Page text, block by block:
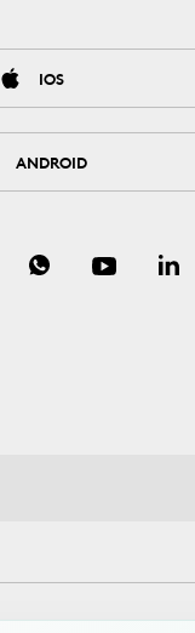
IOS
ANDROID